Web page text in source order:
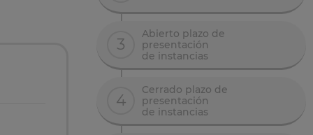
3
Abierto plazo de
presentación
de instancias
4
Cerrado plazo de
presentación
de instancias